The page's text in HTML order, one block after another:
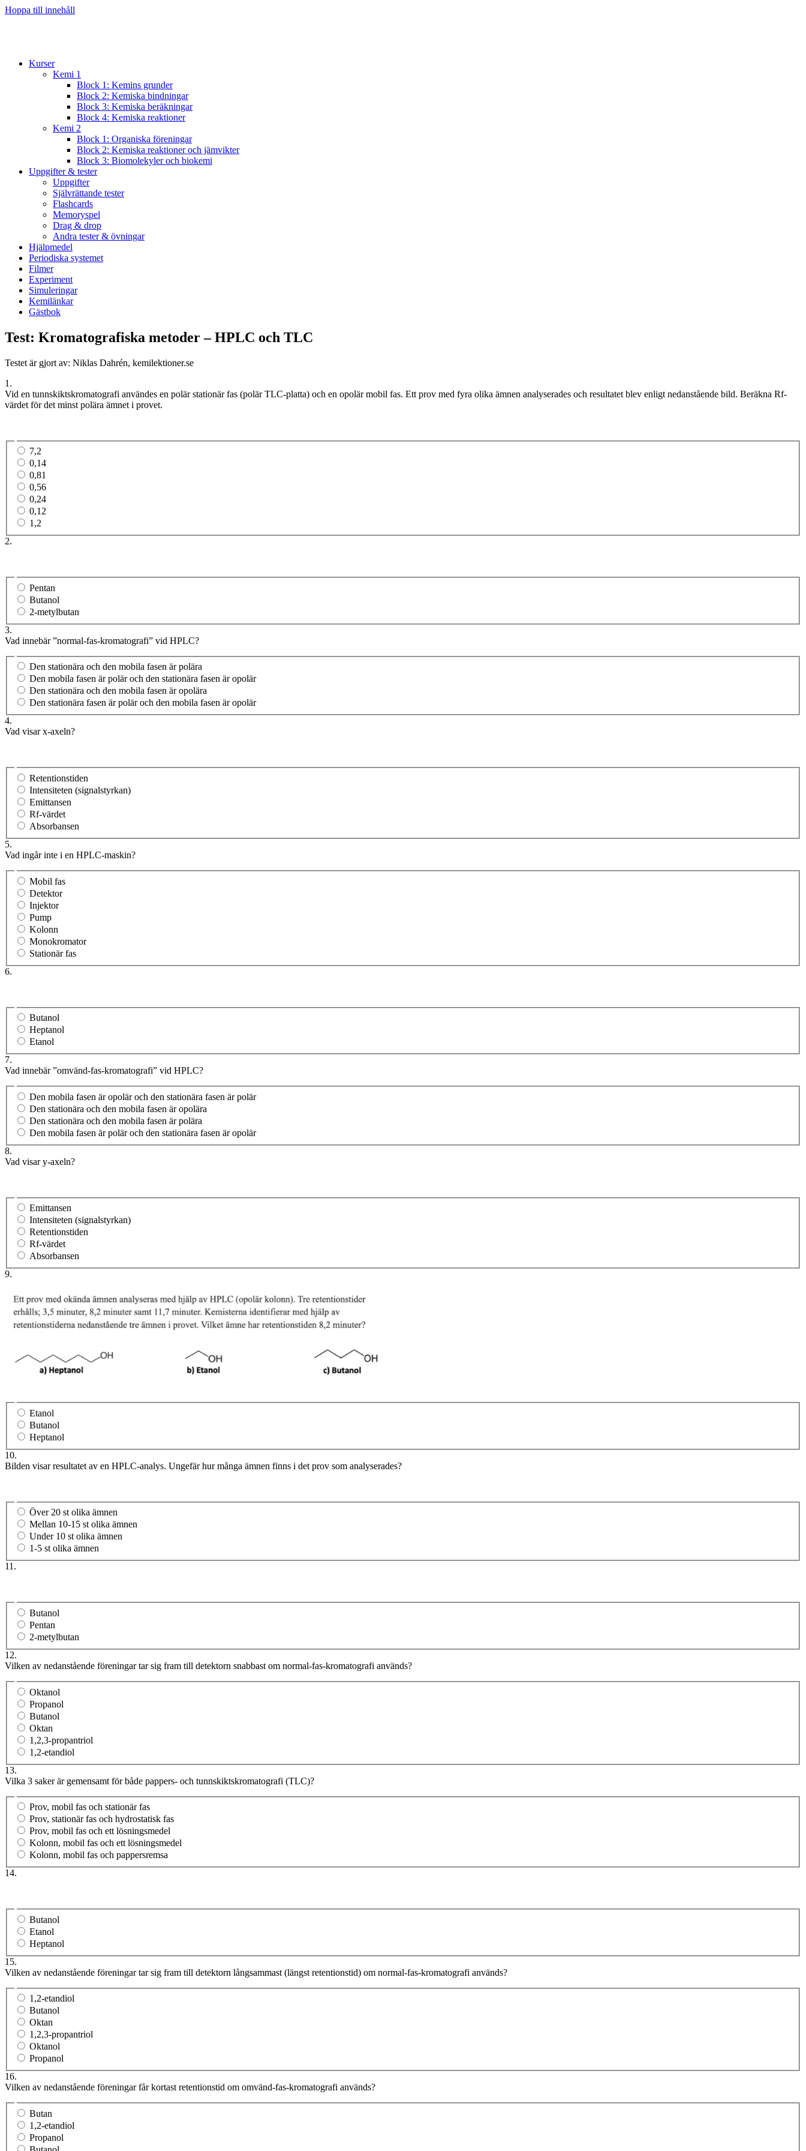
Hoppa till innehåll
Kurser
Kemi 1
Block 1: Kemins grunder
Block 2: Kemiska bindningar
Block 3: Kemiska beräkningar
Block 4: Kemiska reaktioner
Kemi 2
Block 1: Organiska föreningar
Block 2: Kemiska reaktioner och jämvikter
Block 3: Biomolekyler och biokemi
Uppgifter & tester
Uppgifter
Självrättande tester
Flashcards
Memoryspel
Drag & drop
Andra tester & övningar
Hjälpmedel
Periodiska systemet
Filmer
Experiment
Simuleringar
Kemilänkar
Gästbok
Test: Kromatografiska metoder – HPLC och TLC
Testet är gjort av: Niklas Dahrén, kemilektioner.se
1.
Vid en tunnskiktskromatografi användes en polär stationär fas (polär TLC-platta) och en opolär mobil fas. Ett prov med fyra olika ämnen analyserades och resultatet blev enligt nedanstående bild. Beräkna Rf-
värdet för det minst polära ämnet i provet.
7,2
0,14
0,81
0,56
0,24
0,12
1,2
2.
Pentan
Butanol
2-metylbutan
3.
Vad innebär ”normal-fas-kromatografi” vid HPLC?
Den stationära och den mobila fasen är polära
Den mobila fasen är polär och den stationära fasen är opolär
Den stationära och den mobila fasen är opolära
Den stationära fasen är polär och den mobila fasen är opolär
4.
Vad visar x-axeln?
Retentionstiden
Intensiteten (signalstyrkan)
Emittansen
Rf-värdet
Absorbansen
5.
Vad ingår inte i en HPLC-maskin?
Mobil fas
Detektor
Injektor
Pump
Kolonn
Monokromator
Stationär fas
6.
Butanol
Heptanol
Etanol
7.
Vad innebär ”omvänd-fas-kromatografi” vid HPLC?
Den mobila fasen är opolär och den stationära fasen är polär
Den stationära och den mobila fasen är opolära
Den stationära och den mobila fasen är polära
Den mobila fasen är polär och den stationära fasen är opolär
8.
Vad visar y-axeln?
Emittansen
Intensiteten (signalstyrkan)
Retentionstiden
Rf-värdet
Absorbansen
9.
Etanol
Butanol
Heptanol
10.
Bilden visar resultatet av en HPLC-analys. Ungefär hur många ämnen finns i det prov som analyserades?
Över 20 st olika ämnen
Mellan 10-15 st olika ämnen
Under 10 st olika ämnen
1-5 st olika ämnen
11.
Butanol
Pentan
2-metylbutan
12.
Vilken av nedanstående föreningar tar sig fram till detektorn snabbast om normal-fas-kromatografi används?
Oktanol
Propanol
Butanol
Oktan
1,2,3-propantriol
1,2-etandiol
13.
Vilka 3 saker är gemensamt för både pappers- och tunnskiktskromatografi (TLC)?
Prov, mobil fas och stationär fas
Prov, stationär fas och hydrostatisk fas
Prov, mobil fas och ett lösningsmedel
Kolonn, mobil fas och ett lösningsmedel
Kolonn, mobil fas och pappersremsa
14.
Butanol
Etanol
Heptanol
15.
Vilken av nedanstående föreningar tar sig fram till detektorn långsammast (längst retentionstid) om normal-fas-kromatografi används?
1,2-etandiol
Butanol
Oktan
1,2,3-propantriol
Oktanol
Propanol
16.
Vilken av nedanstående föreningar får kortast retentionstid om omvänd-fas-kromatografi används?
Butan
1,2-etandiol
Propanol